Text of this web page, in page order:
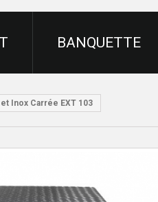
BANQUETTE
Inox Carrée EXT 103